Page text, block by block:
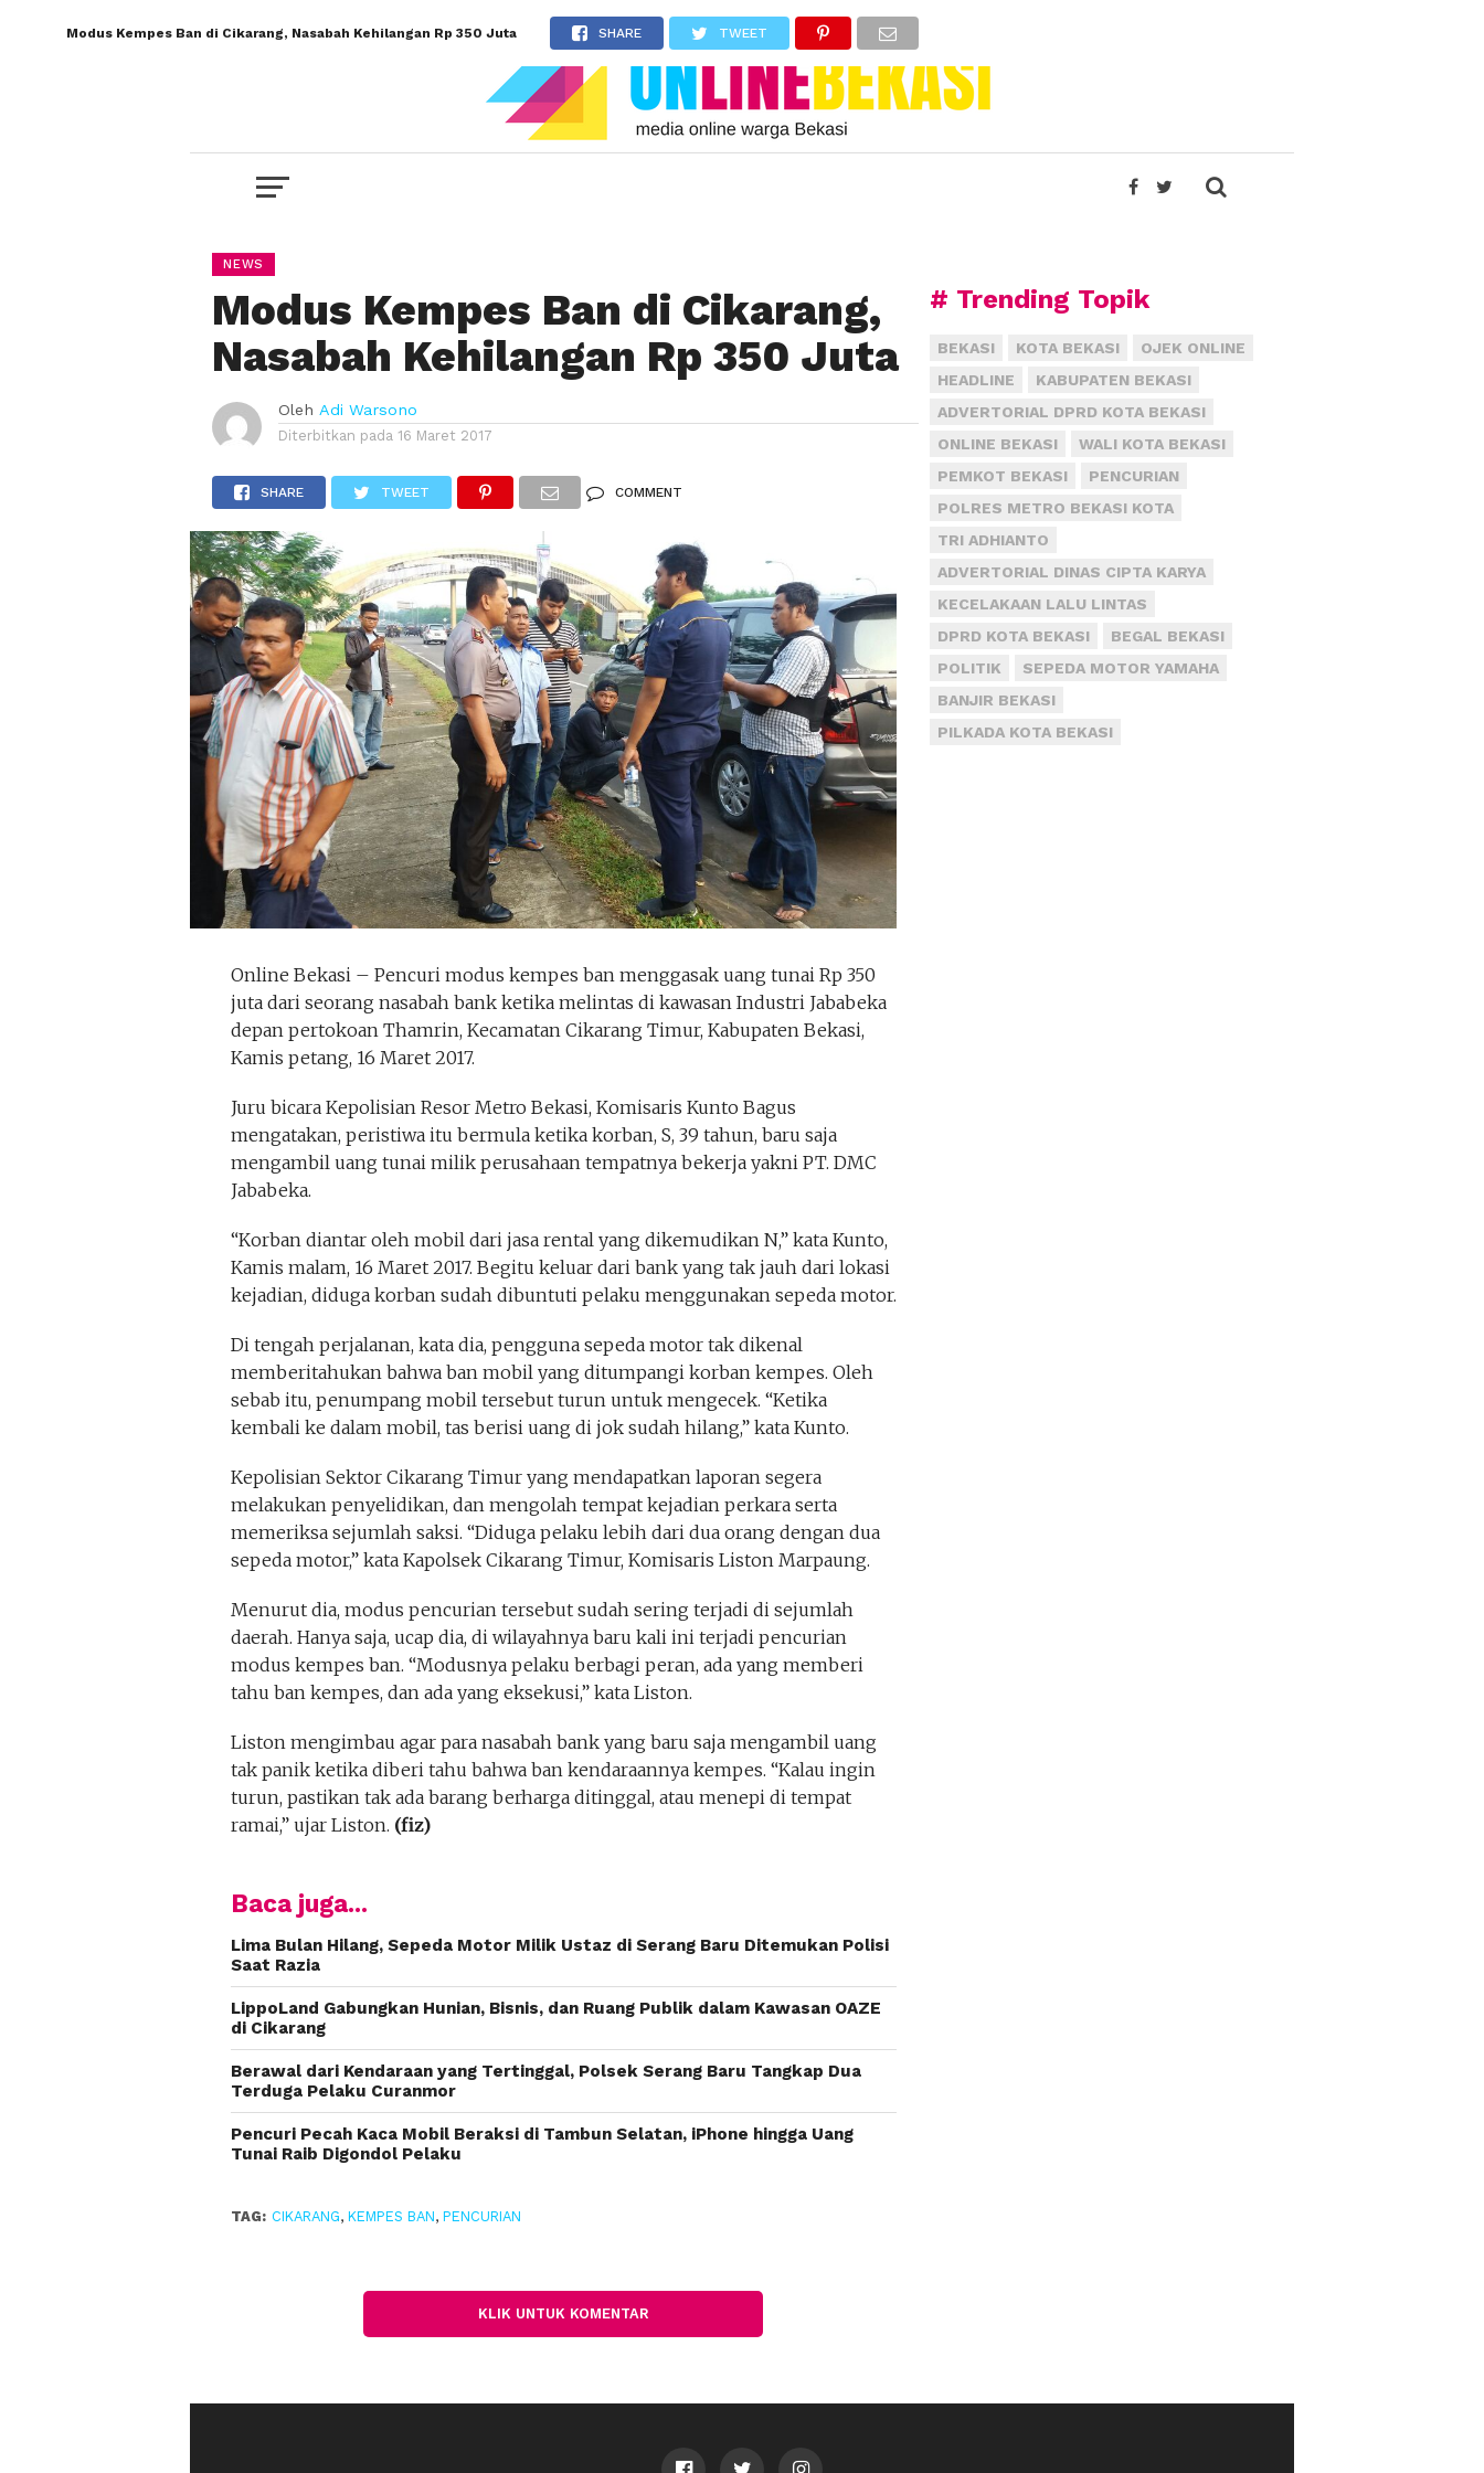
Modus Kempes Ban di Cikarang, Nasabah Kehilangan Rp 350 Juta SHARE TWEET
NEWS
Modus Kempes Ban di Cikarang,
Nasabah Kehilangan Rp 350 Juta
Oleh Adi Warsono
Diterbitkan pada 16 Maret 2017
SHARE TWEET COMMENT
Online Bekasi – Pencuri modus kempes ban menggasak uang tunai Rp 350
juta dari seorang nasabah bank ketika melintas di kawasan Industri Jababeka
depan pertokoan Thamrin, Kecamatan Cikarang Timur, Kabupaten Bekasi,
Kamis petang, 16 Maret 2017.
Juru bicara Kepolisian Resor Metro Bekasi, Komisaris Kunto Bagus
mengatakan, peristiwa itu bermula ketika korban, S, 39 tahun, baru saja
mengambil uang tunai milik perusahaan tempatnya bekerja yakni PT. DMC
Jababeka.
“Korban diantar oleh mobil dari jasa rental yang dikemudikan N,” kata Kunto,
Kamis malam, 16 Maret 2017. Begitu keluar dari bank yang tak jauh dari lokasi
kejadian, diduga korban sudah dibuntuti pelaku menggunakan sepeda motor.
Di tengah perjalanan, kata dia, pengguna sepeda motor tak dikenal
memberitahukan bahwa ban mobil yang ditumpangi korban kempes. Oleh
sebab itu, penumpang mobil tersebut turun untuk mengecek. “Ketika
kembali ke dalam mobil, tas berisi uang di jok sudah hilang,” kata Kunto.
Kepolisian Sektor Cikarang Timur yang mendapatkan laporan segera
melakukan penyelidikan, dan mengolah tempat kejadian perkara serta
memeriksa sejumlah saksi. “Diduga pelaku lebih dari dua orang dengan dua
sepeda motor,” kata Kapolsek Cikarang Timur, Komisaris Liston Marpaung.
Menurut dia, modus pencurian tersebut sudah sering terjadi di sejumlah
daerah. Hanya saja, ucap dia, di wilayahnya baru kali ini terjadi pencurian
modus kempes ban. “Modusnya pelaku berbagi peran, ada yang memberi
tahu ban kempes, dan ada yang eksekusi,” kata Liston.
Liston mengimbau agar para nasabah bank yang baru saja mengambil uang
tak panik ketika diberi tahu bahwa ban kendaraannya kempes. “Kalau ingin
turun, pastikan tak ada barang berharga ditinggal, atau menepi di tempat
ramai,” ujar Liston. (fiz)
Baca juga...
Lima Bulan Hilang, Sepeda Motor Milik Ustaz di Serang Baru Ditemukan Polisi
Saat Razia
LippoLand Gabungkan Hunian, Bisnis, dan Ruang Publik dalam Kawasan OAZE
di Cikarang
Berawal dari Kendaraan yang Tertinggal, Polsek Serang Baru Tangkap Dua
Terduga Pelaku Curanmor
Pencuri Pecah Kaca Mobil Beraksi di Tambun Selatan, iPhone hingga Uang
Tunai Raib Digondol Pelaku
TAG: CIKARANG, KEMPES BAN, PENCURIAN
KLIK UNTUK KOMENTAR
# Trending Topik
BEKASI KOTA BEKASI
OJEK ONLINE
HEADLINE
KABUPATEN BEKASI
ADVERTORIAL DPRD KOTA BEKASI
ONLINE BEKASI
WALI KOTA BEKASI
PEMKOT BEKASI
PENCURIAN
POLRES METRO BEKASI KOTA
TRI ADHIANTO
ADVERTORIAL DINAS CIPTA KARYA
KECELAKAAN LALU LINTAS
DPRD KOTA BEKASI
BEGAL BEKASI
POLITIK
SEPEDA MOTOR YAMAHA
BANJIR BEKASI
PILKADA KOTA BEKASI